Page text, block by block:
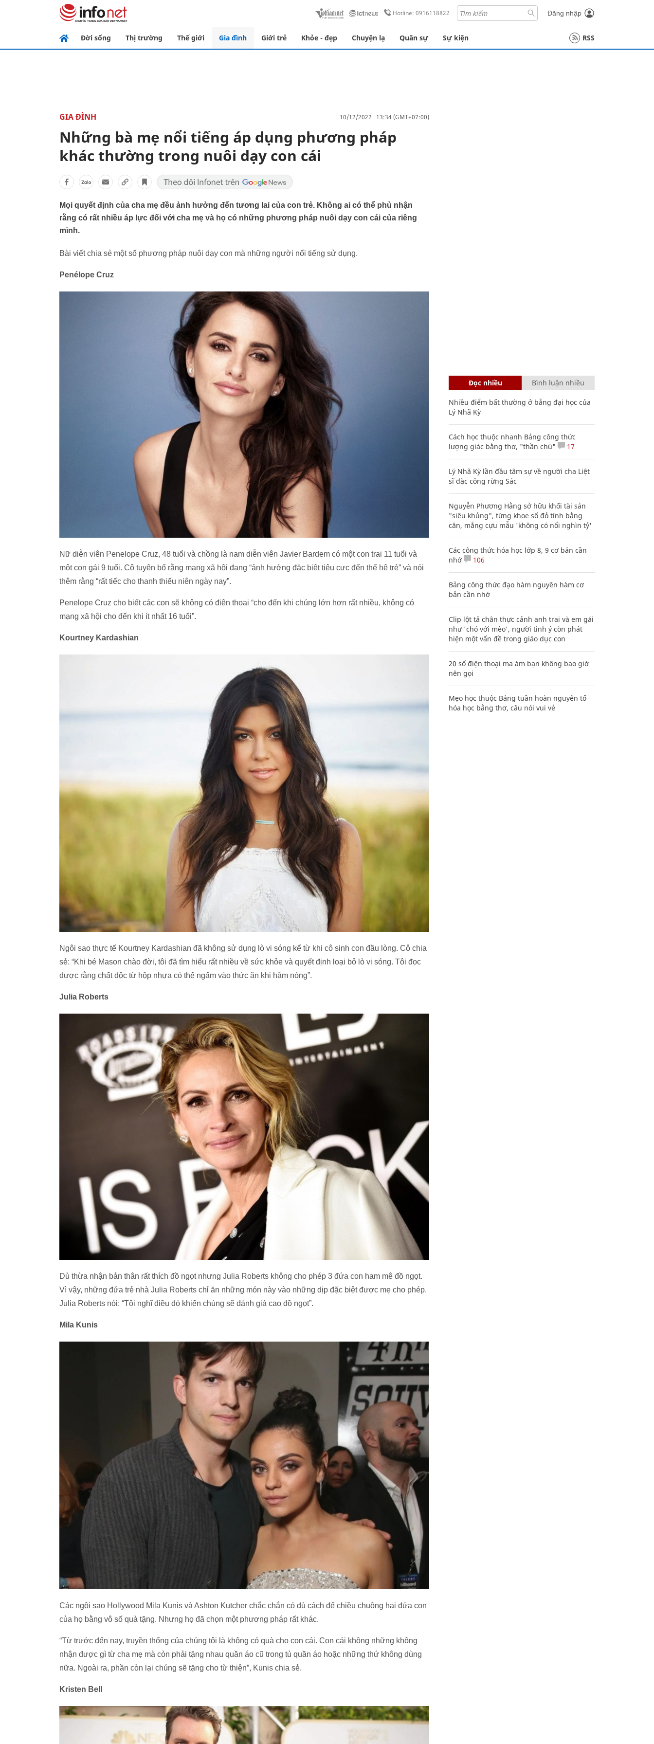
Hotline: 0916118822 Đăng nhập
Đời sống Thị trường Thế giới Gia đình Giới trẻ Khỏe - đẹp Chuyện lạ Quân sự Sự kiện RSS
GIA ĐÌNH 10/12/2022 13:34 (GMT+07:00)
Những bà mẹ nổi tiếng áp dụng phương pháp
khác thường trong nuôi dạy con cái
Mọi quyết định của cha mẹ đều ảnh hưởng đến tương lai của con trẻ. Không ai có thể phủ nhận
rằng có rất nhiều áp lực đối với cha mẹ và họ có những phương pháp nuôi dạy con cái của riêng
mình.
Bài viết chia sẻ một số phương pháp nuôi dạy con mà những người nổi tiếng sử dụng.
Penélope Cruz
Nữ diễn viên Penelope Cruz, 48 tuổi và chồng là nam diễn viên Javier Bardem có một con trai 11 tuổi và
một con gái 9 tuổi. Cô tuyên bố rằng mạng xã hội đang “ảnh hưởng đặc biệt tiêu cực đến thế hệ trẻ” và nói
thêm rằng “rất tiếc cho thanh thiếu niên ngày nay”.
Penelope Cruz cho biết các con sẽ không có điện thoại “cho đến khi chúng lớn hơn rất nhiều, không có
mạng xã hội cho đến khi ít nhất 16 tuổi”.
Kourtney Kardashian
Ngôi sao thực tế Kourtney Kardashian đã không sử dụng lò vi sóng kể từ khi cô sinh con đầu lòng. Cô chia
sẻ: “Khi bé Mason chào đời, tôi đã tìm hiểu rất nhiều về sức khỏe và quyết định loại bỏ lò vi sóng. Tôi đọc
được rằng chất độc từ hộp nhựa có thể ngấm vào thức ăn khi hâm nóng”.
Julia Roberts
Dù thừa nhận bản thân rất thích đồ ngọt nhưng Julia Roberts không cho phép 3 đứa con ham mê đồ ngọt.
Vì vậy, những đứa trẻ nhà Julia Roberts chỉ ăn những món này vào những dịp đặc biệt được mẹ cho phép.
Julia Roberts nói: “Tôi nghĩ điều đó khiến chúng sẽ đánh giá cao đồ ngọt”.
Mila Kunis
Các ngôi sao Hollywood Mila Kunis và Ashton Kutcher chắc chắn có đủ cách để chiều chuộng hai đứa con
của họ bằng vô số quà tặng. Nhưng họ đã chọn một phương pháp rất khác.
“Từ trước đến nay, truyền thống của chúng tôi là không có quà cho con cái. Con cái không những không
nhận được gì từ cha mẹ mà còn phải tặng nhau quần áo cũ trong tủ quần áo hoặc những thứ không dùng
nữa. Ngoài ra, phần còn lại chúng sẽ tặng cho từ thiện”, Kunis chia sẻ.
Kristen Bell
Đọc nhiều Bình luận nhiều
Nhiều điểm bất thường ở bằng đại học của
Lý Nhã Kỳ
Cách học thuộc nhanh Bảng công thức
lượng giác bằng thơ, "thần chú"
17
Lý Nhã Kỳ lần đầu tâm sự về người cha Liệt
sĩ đặc công rừng Sác
Nguyễn Phương Hằng sở hữu khối tài sản
"siêu khủng", từng khoe sổ đỏ tính bằng
cân, mắng cựu mẫu 'không có nổi nghìn tỷ'
Các công thức hóa học lớp 8, 9 cơ bản cần
nhớ
106
Bảng công thức đạo hàm nguyên hàm cơ
bản cần nhớ
Clip lột tả chân thực cảnh anh trai và em gái
như 'chó với mèo', người tinh ý còn phát
hiện một vấn đề trong giáo dục con
20 số điện thoại ma ám bạn không bao giờ
nên gọi
Mẹo học thuộc Bảng tuần hoàn nguyên tố
hóa học bằng thơ, câu nói vui vẻ